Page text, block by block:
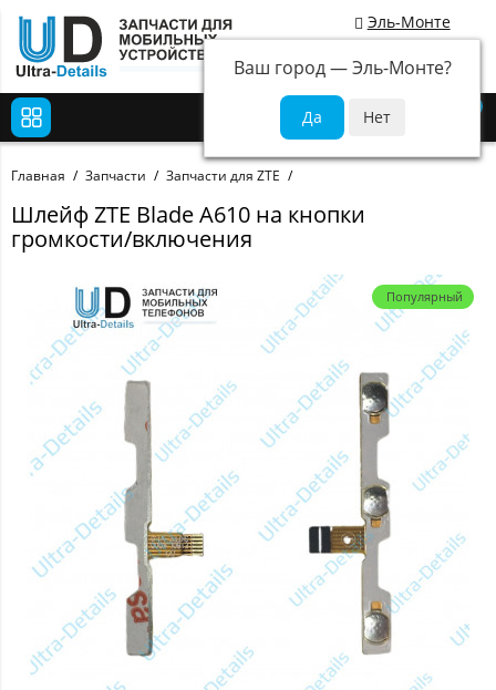
Эль-Монте
Ваш город —Эль-Монте?
Главная Запчасти Запчасти для ZTE
Шлейф ZTE Blade A610 на кнопки
громкости/включения
Популярный